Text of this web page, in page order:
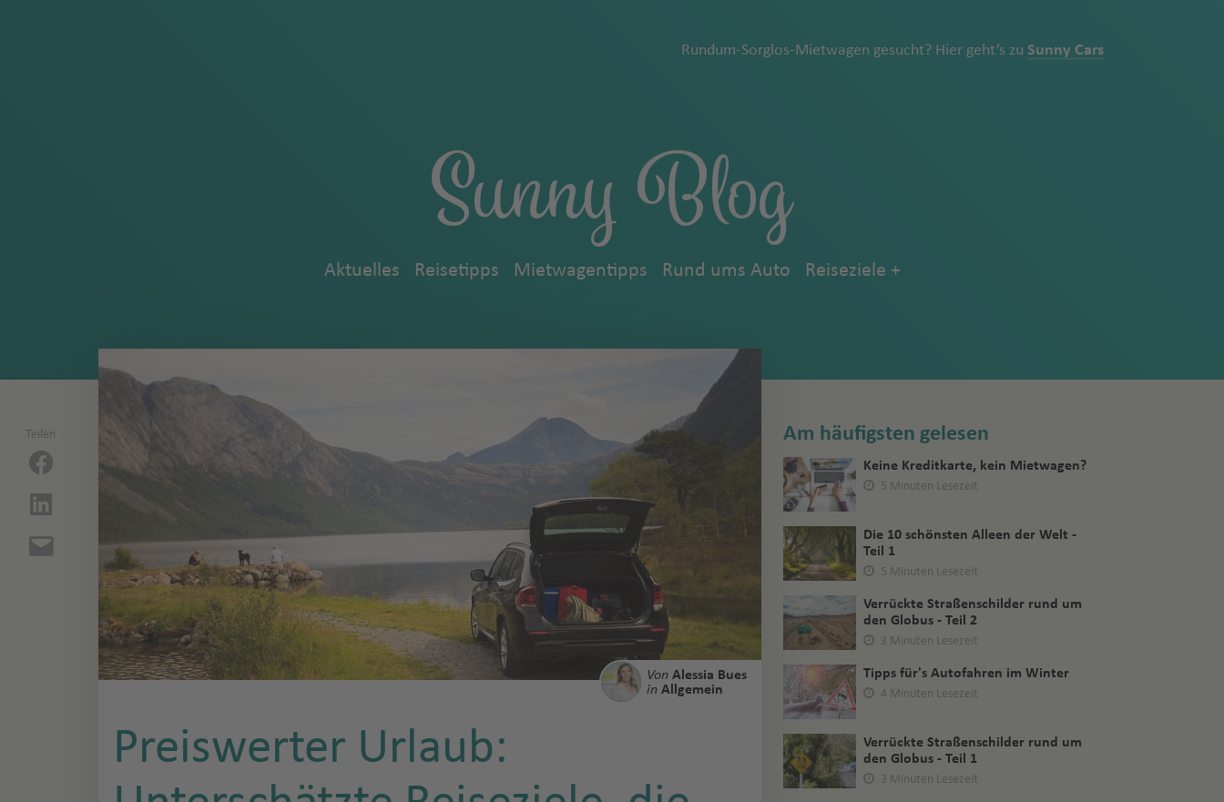
Rundum-Sorglos-Mietwagen gesucht? Hier geht’s zu Sunny Cars
Sunny Blog
Aktuelles Reisetipps Mietwagentipps Rund ums Auto Reiseziele
Teilen
VonAlessia Bues
inAllgemein
Preiswerter Urlaub:
Am häufigsten gelesen
Keine Kreditkarte, kein Mietwagen?
5 Minuten Lesezeit
Die 10 schönsten Alleen der Welt -
Teil 1
5 Minuten Lesezeit
Verrückte Straßenschilder rund um
den Globus - Teil 2
3 Minuten Lesezeit
Tipps für's Autofahren im Winter
4 Minuten Lesezeit
Verrückte Straßenschilder rund um
den Globus - Teil 1
3 Minuten Lesezeit